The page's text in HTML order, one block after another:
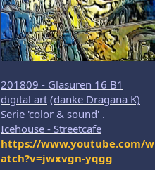
201809 - Glasuren 16 B1
digital art (danke Dragana K)
Serie 'color & sound' .
Icehouse - Streetcafe
https://www.youtube.com/w
atch?v=jwxvgn-yqgg